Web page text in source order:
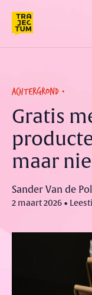
content
ACHTERGROND
Gratis
maar
Sander Van de Pol
2 maart 2026 •